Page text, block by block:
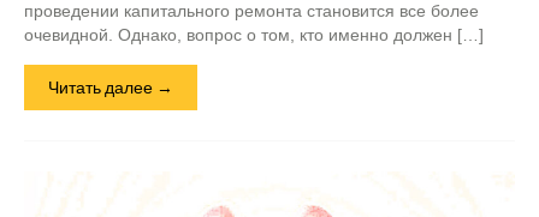
проведении капитального ремонта становится все более
очевидной. Однако, вопрос о том, кто именно должен […]
Читать далее →